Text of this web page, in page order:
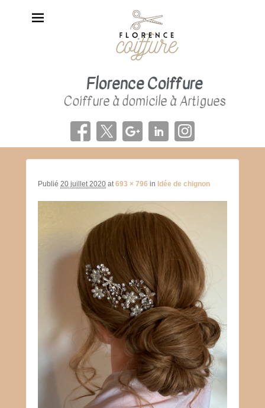
Florence Coiffure
Coiffure à domicile à Artigues
Publié 20 juillet 2020 at693 × 796 in Idée de chignon